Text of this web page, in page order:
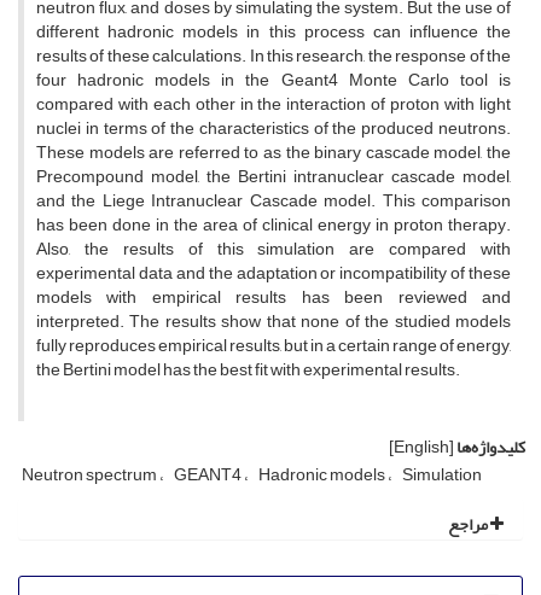
neutron flux, and doses by simulating the system. But the use of
different hadronic models in this process can influence the
results of these calculations. In this research, the response of the
four hadronic models in the Geant4 Monte Carlo tool is
compared with each other in the interaction of proton with light
nuclei in terms of the characteristics of the produced neutrons.
These models are referred to as the binary cascade model, the
Precompound model, the Bertini intranuclear cascade model,
and the Liege Intranuclear Cascade model. This comparison
has been done in the area of clinical energy in proton therapy.
Also, the results of this simulation are compared with
experimental data and the adaptation or incompatibility of these
models with empirical results has been reviewed and
interpreted. The results show that none of the studied models
fully reproduces empirical results, but in a certain range of energy,
the Bertini model has the best fit with experimental results.
کلیدواژه‌ها[English]
Neutron spectrum GEANT4 Hadronic models Simulation
مراجع